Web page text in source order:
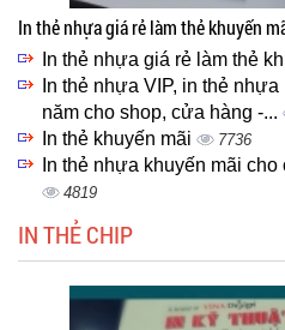
In thẻ nhựa giá rẻ làm thẻ khuyến
In thẻ nhựa giá rẻ làm thẻ
In thẻ nhựa VIP, in thẻ
năm cho shop, cửa hàng -...
In thẻ khuyến mãi 7736
In thẻ nhựa khuyến mãi
4819
IN THẺ CHIP